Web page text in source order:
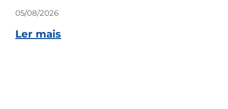
05/08/2026
Ler mais